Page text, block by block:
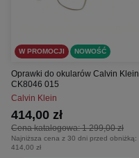
W PROMOCJI NOWOŚĆ
Oprawki do okularów Calvin Klein
CK8046 015
Calvin Klein
Cena katalogowa:1 299,00 zł
414,00 zł
Najniższa cena z 30 dni przed obniżką:
414,00 zł